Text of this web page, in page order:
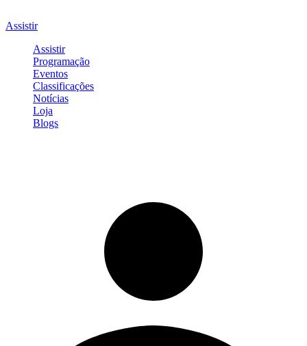
Assistir
Assistir
Programação
Eventos
Classificações
Notícias
Loja
Blogs